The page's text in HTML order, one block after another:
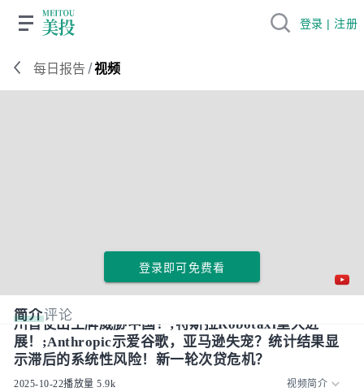
每日报告 /视频
登录即可免费看
简介评论
川普使出王牌威胁中国？;特斯拉Robotaxi重大进
展！;Anthropic示爱谷歌，亚马逊失宠？统计结果显
示滞后的系统性风险！新一轮次贷危机？
2025-10-22播放量 5.9k 视频简介
登录 | 注册